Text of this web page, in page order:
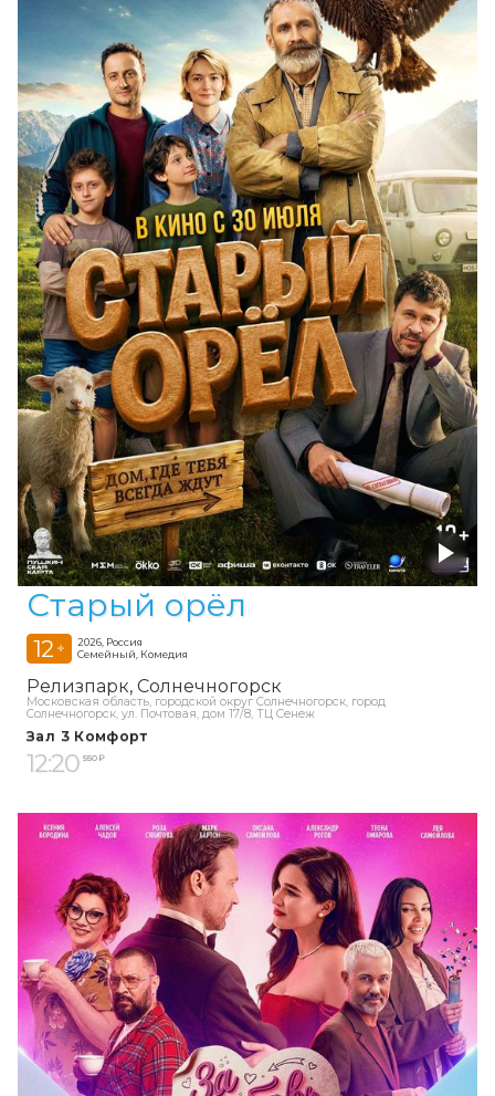
Старый орёл
12 +
2026, Россия
Семейный, Комедия
Релизпарк Солнечногорск
Московская область, городской округ Солнечногорск, город
Солнечногорск, ул. Почтовая, дом 17/8, ТЦ Сенеж
Зал 3 Комфорт
12:20 550 ₽